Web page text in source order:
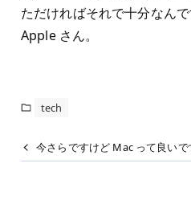
ただければそれで十分なん
Apple さん。
tech
今さらですけど Mac って良いで